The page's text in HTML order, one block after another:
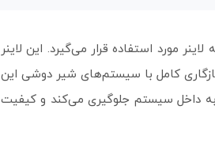
مورد استفاده قرار می‌گیرد. این لاینر
سازگاری کامل با سیستم‌های شیر دوشی این
به داخل سیستم جلوگیری می‌کند و کیفیت